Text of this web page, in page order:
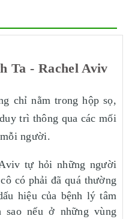
Ta - Rachel Aviv
chỉ nằm trong hộp sọ,
trì thông qua các mối
người.
tự hỏi những người
có phải đã quá thường
hiệu của bệnh lý tâm
sao nếu ở những vùng